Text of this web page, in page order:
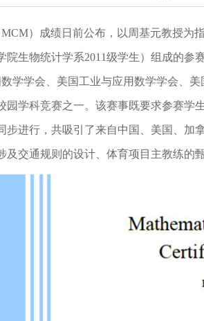
）成绩日前公布，以周基元教授为
生物统计学系2011级学生）组成的参
学会、美国工业与应用数学学会、美
园学科竞赛之一。该赛事既要求参赛
步进行，共吸引了来自中国、美国、
及交通规则的设计、体育项目主教练